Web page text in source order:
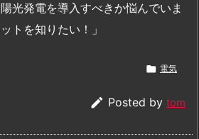
陽光発電を導入すべきか悩んでいま
トを知りたい！」
 電気
 Posted by tom